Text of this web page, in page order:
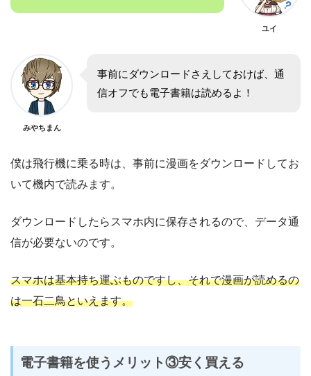
ユイ
みやちまん
事前にダウンロードさえしておけば、通
信オフでも電子書籍は読めるよ！
僕は飛行機に乗る時は、事前に漫画をダウンロードしてお
いて機内で読みます。
ダウンロードしたらスマホ内に保存されるので、データ通
信が必要ないのです。
スマホは基本持ち運ぶものですし、それで漫画が読めるの
は一石二鳥といえます。
電子書籍を使うメリット③安く買える